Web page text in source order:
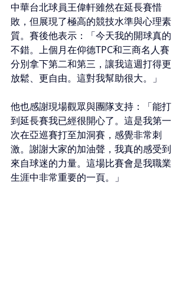
中華台北球員王偉軒雖然在延長賽惜
敗，但展現了極高的競技水準與心理素
質。賽後他表示：「今天我的開球真的
不錯。上個月在仰德TPC和三商名人賽
分別拿下第二和第三，讓我這週打得更
放鬆、更自由。這對我幫助很大。」
他也感謝現場觀眾與團隊支持：「能打
到延長賽我已經很開心了。這是我第一
次在亞巡賽打至加洞賽，感覺非常刺
激。謝謝大家的加油聲，我真的感受到
來自球迷的力量。這場比賽會是我職業
生涯中非常重要的一頁。」